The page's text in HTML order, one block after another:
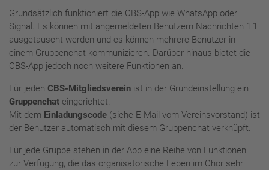
Grundsätzlich funktioniert die CBS-App wie WhatsApp oder
Signal. Es können mit angemeldeten Benutzern Nachrichten 1:1
ausgetauscht werden und es können mehrere Benutzer in
einem Gruppenchat kommunizieren. Darüber hinaus bietet die
CBS-App jedoch noch weitere Funktionen an.
Für jeden CBS-Mitgliedsverein ist in der Grundeinstellung ein
Gruppenchat eingerichtet.
Mit dem Einladungscode (siehe E-Mail vom Vereinsvorstand) ist
der Benutzer automatisch mit diesem Gruppenchat verknüpft.
Für jede Gruppe stehen in der App eine Reihe von Funktionen
zur Verfügung, die das organisatorische Leben im Chor sehr